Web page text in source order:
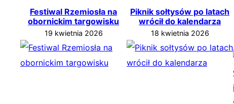
Festiwal Rzemiosła na
obornickim targowisku
19 kwietnia 2026
Piknik sołtysów po latach
wrócił do kalendarza
18 kwietnia 2026